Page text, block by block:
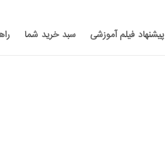
پیشنهاد فیلم آموزشی سبد خرید شما